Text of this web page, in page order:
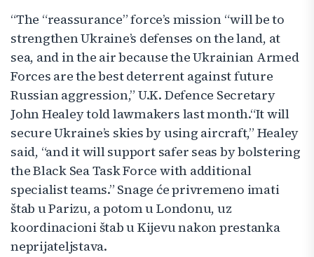
“The “reassurance” force’s mission “will be to
strengthen Ukraine’s defenses on the land, at
sea, and in the air because the Ukrainian Armed
Forces are the best deterrent against future
Russian aggression,” U.K. Defence Secretary
John Healey told lawmakers last month.“It will
secure Ukraine’s skies by using aircraft,” Healey
said, “and it will support safer seas by bolstering
the Black Sea Task Force with additional
specialist teams.” Snage će privremeno imati
štab u Parizu, a potom u Londonu, uz
koordinacioni štab u Kijevu nakon prestanka
neprijateljstava.